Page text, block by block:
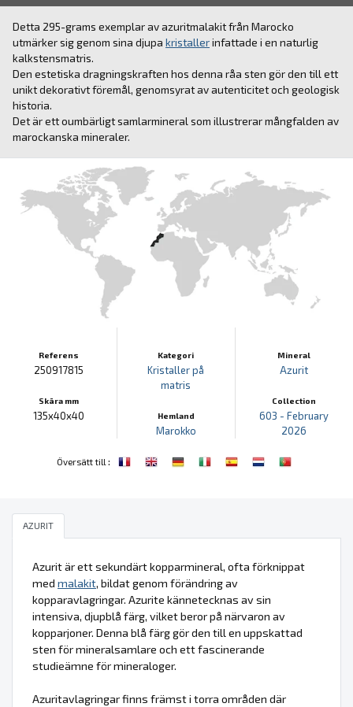
Detta 295-grams exemplar av azuritmalakit från Marocko
utmärker sig genom sina djupa kristallerinfattade i en naturlig
kalkstensmatris.
Den estetiska dragningskraften hos denna råa sten gör den till ett
unikt dekorativt föremål, genomsyrat av autenticitet och geologisk
historia.
Det är ett oumbärligt samlarmineral som illustrerar mångfalden av
marockanska mineraler.
Referens
250917815
Skära mm
135x40x40
Kategori
Kristaller på
matris
Hemland
Marokko
Mineral
Azurit
Collection
603 - February
2026
Översätt till :
AZURIT
Azurit är ett sekundärt kopparmineral, ofta förknippat
med malakit, bildat genom förändring av
kopparavlagringar. Azurite kännetecknas av sin
intensiva, djupblå färg, vilket beror på närvaron av
kopparjoner. Denna blå färg gör den till en uppskattad
sten för mineralsamlare och ett fascinerande
studieämne för mineraloger.
Azuritavlagringar finns främst i torra områden där